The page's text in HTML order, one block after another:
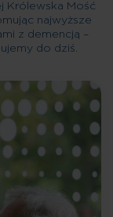
Królewska Mość
najwyższe
z demencją –
do dziś.